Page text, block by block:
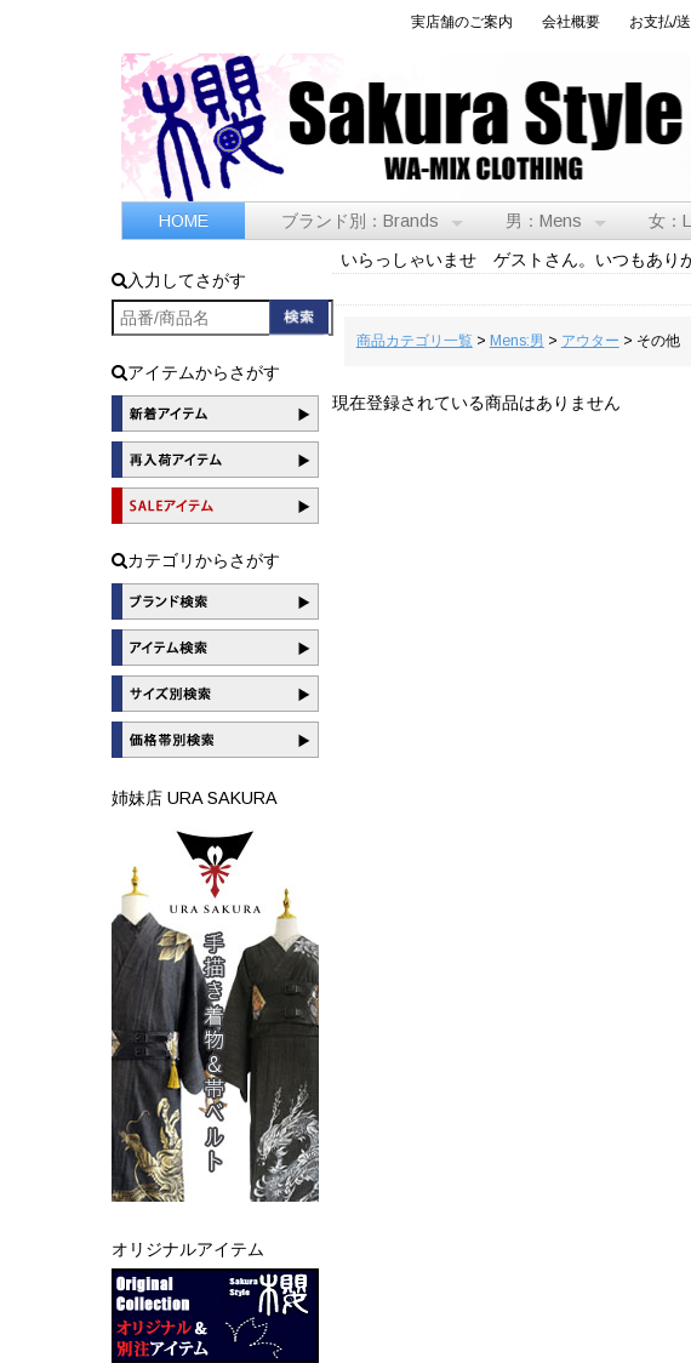
実店舗のご案内 会社概要 お支払/
HOME ブランド別：Brands 男：Mens 女：
入力してさがす
アイテムからさがす
カテゴリからさがす
姉妹店 URA SAKURA
オリジナルアイテム
いらっしゃいませ ゲストさん。いつもあり
商品カテゴリ一覧> Mens:男 > アウター > その他
現在登録されている商品はありません